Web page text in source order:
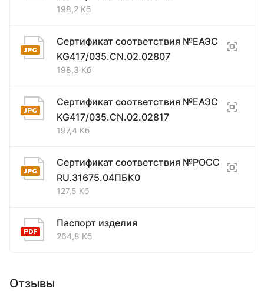
198,2 Кб
Сертификат соответствия №ЕАЭС
KG417/035.CN.02.02807
198,3 Кб
Сертификат соответствия №ЕАЭС
KG417/035.CN.02.02817
197,4 Кб
Сертификат соответствия №РОСС
RU.31675.04ПБК0
127,5 Кб
Паспорт изделия
264,8 Кб
Отзывы